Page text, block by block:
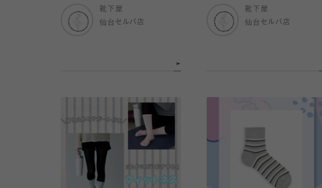
靴下屋
仙台セルバ店
靴下屋
仙台セルバ店